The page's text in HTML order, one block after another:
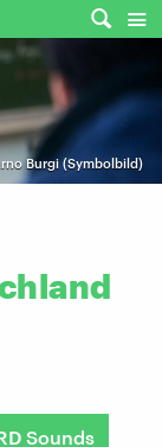
Burgi (Symbolbild)
Sounds